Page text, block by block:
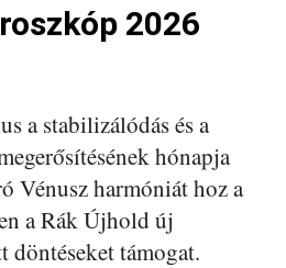
2026
a stabilizálódás és a
hónapja
Vénusz harmóniát hoz a
a Rák Újhold új
döntéseket támogat.